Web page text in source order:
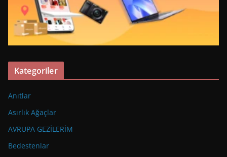
Kategoriler
Anıtlar
Asırlık Ağaçlar
AVRUPA GEZİLERİM
Bedestenlar